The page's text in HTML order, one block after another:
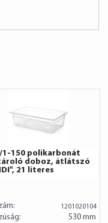
1-150 polikarbonát
doboz, átlátszó
21 literes
1201020104
530 mm